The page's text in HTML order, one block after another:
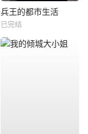
兵王的都市生活
已完结